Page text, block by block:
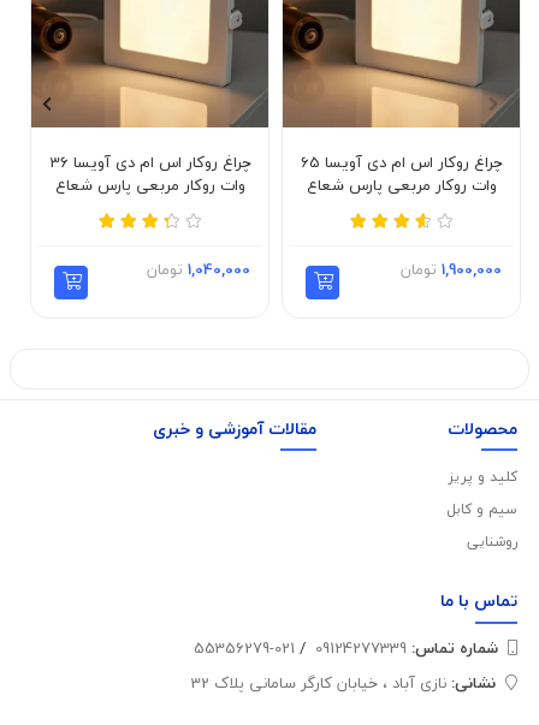
چراغ روکار اس ام دی آویسا 65
وات روکار مربعی پارس شعاع
توس
1,900,000 تومان
چراغ روکار اس ام دی آویسا 36
وات روکار مربعی پارس شعاع
توس
1,040,000 تومان
محصولات
کلید و پریز
سیم و کابل
روشنایی
مقالات آموزشی و خبری
تماس با ما
شماره تماس‌: /
021-55356279
نشانی: نازی آباد ، خیابان کارگر سامانی پلاک 32